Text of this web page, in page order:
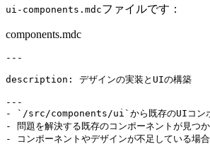
ui-components.mdcファイルです：
components.mdc
---
description: デザインの実装とUIの構築
---
- `/src/components/ui`から既存のUIコンポー
- 問題を解決する既存のコンポーネントが見つ